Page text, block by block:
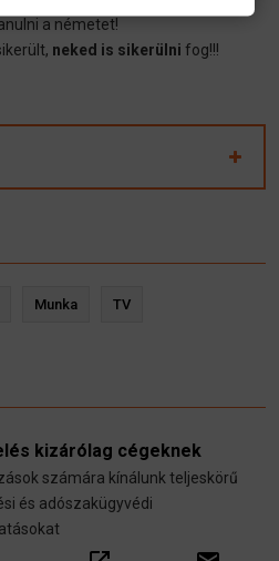
a németet!
neked is sikerülni fog!!!
Munka TV
kizárólag cégeknek
számára kínálunk teljeskörű
és adószakügyvédi